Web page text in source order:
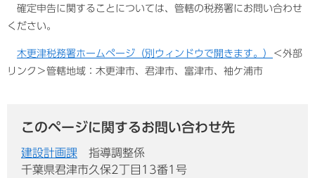
確定申告に関することについては、管轄の税務署にお問い合わせ
ください。
木更津税務署ホームページ（別ウィンドウで開きます。）
＜外部
リンク＞管轄地域：木更津市、君津市、富津市、袖ケ浦市
このページに関するお問い合わせ先
建設計画課
指導調整係
千葉県君津市久保2丁目13番1号